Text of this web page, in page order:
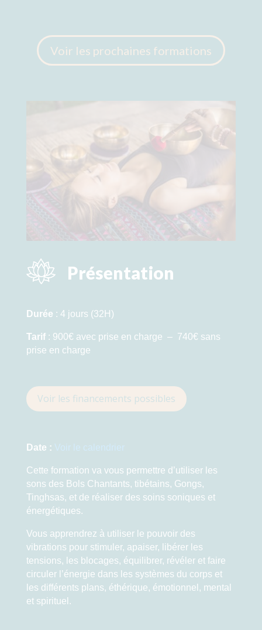
Voir les prochaines formations
Présentation
Durée : 4 jours (32H)
Tarif : 900€ avec prise en charge – 740€ sans
prise en charge
Voir les financements possibles
Date : Voir le calendrier
Cette formation va vous permettre d’utiliser les
sons des Bols Chantants, tibétains, Gongs,
Tinghsas, et de réaliser des soins soniques et
énergétiques.
Vous apprendrez à utiliser le pouvoir des
vibrations pour stimuler, apaiser, libérer les
tensions, les blocages, équilibrer, révéler et faire
circuler l’énergie dans les systèmes du corps et
les différents plans, éthérique, émotionnel, mental
et spirituel.